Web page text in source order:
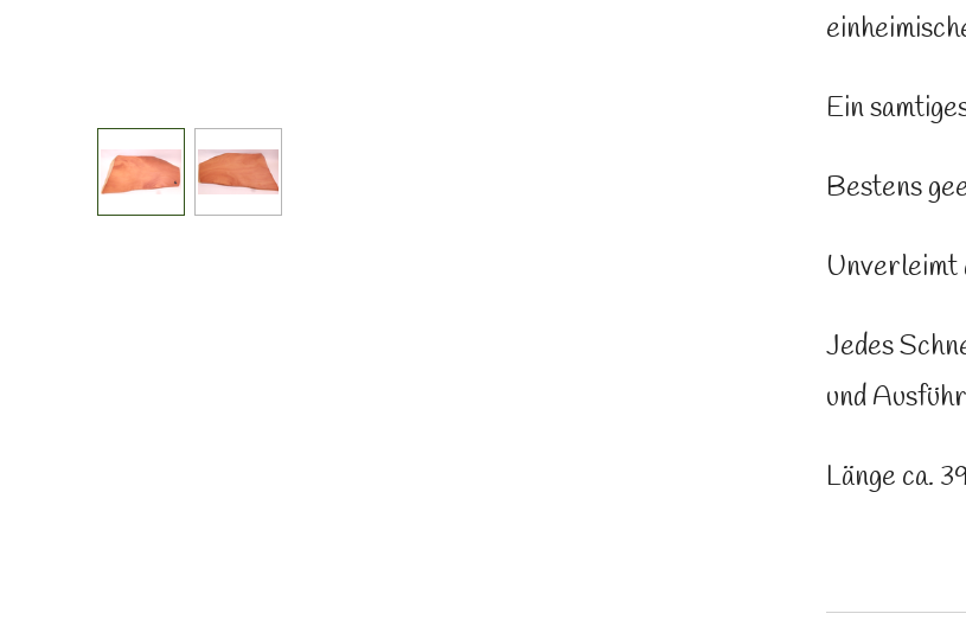
Ein
Bestens
Unverleimt
Jedes
und
Länge ca.